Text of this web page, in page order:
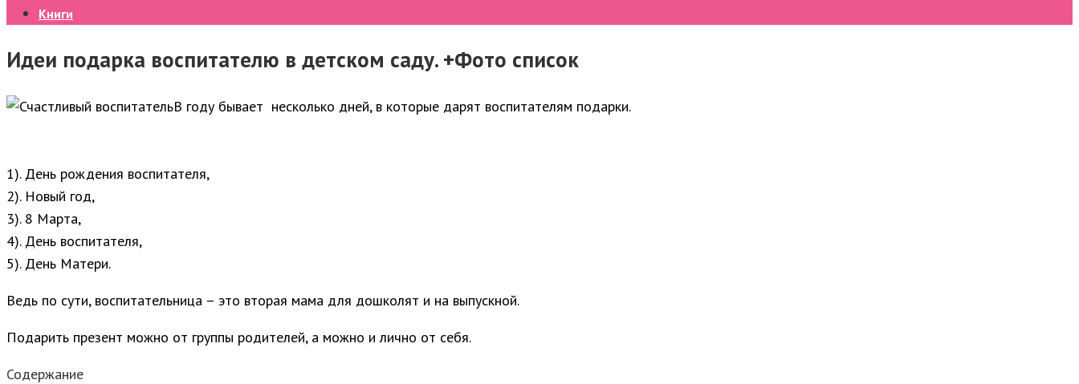
Книги
Идеи подарка воспитателю в детском саду. +Фото список
В году бывает несколько дней, в которые дарят воспитателям подарки.
1). День рождения воспитателя,
2). Новый год,
3). 8 Марта,
4). День воспитателя,
5). День Матери.
Ведь по сути, воспитательница – это вторая мама для дошколят и на выпускной.
Подарить презент можно от группы родителей, а можно и лично от себя.
Содержание